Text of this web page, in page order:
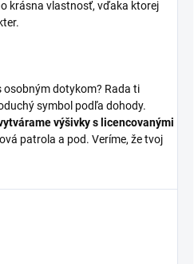
krásna vlastnosť, vďaka ktorej
osobným dotykom? Rada ti
symbol podľa dohody.
výšivky s licencovanými
patrola a pod. Veríme, že tvoj